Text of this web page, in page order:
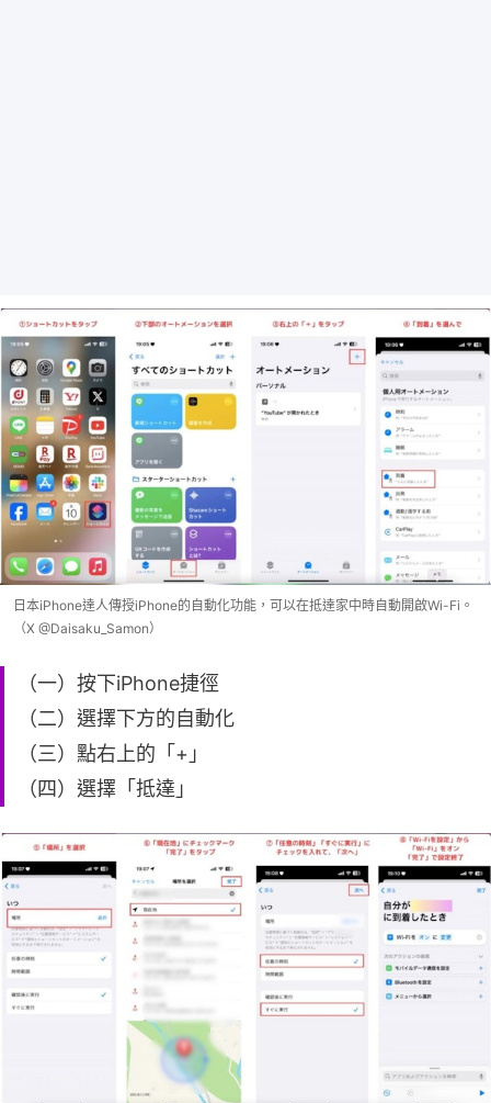
日本iPhone達人傳授iPhone的自動化功能，可以在抵達家中時自動開啟Wi-Fi。
（X @Daisaku_Samon）
（一）按下iPhone捷徑
（二）選擇下方的自動化
（三）點右上的「+」
（四）選擇「抵達」